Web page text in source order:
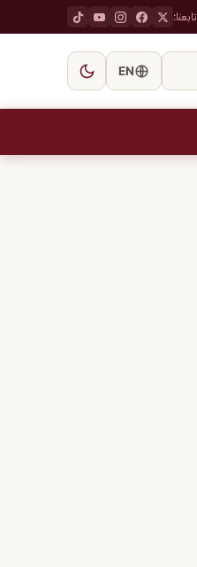
تابعنا:
EN